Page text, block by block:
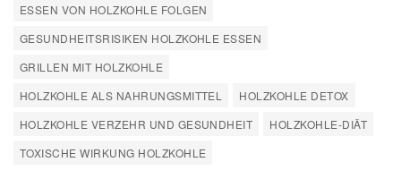
ESSEN VON HOLZKOHLE FOLGEN
GESUNDHEITSRISIKEN HOLZKOHLE ESSEN
GRILLEN MIT HOLZKOHLE
HOLZKOHLE ALS NAHRUNGSMITTEL
HOLZKOHLE DETOX
HOLZKOHLE VERZEHR UND GESUNDHEIT
HOLZKOHLE-DIÄT
TOXISCHE WIRKUNG HOLZKOHLE